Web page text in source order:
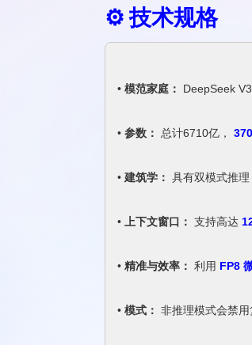
⚙️ 技术规格
• 模范家庭： DeepSeek
• 参数： 总计6710亿，
• 建筑学： 具有双模式推
• 上下文窗口： 支持高达
• 精准与效率： 利用 FP8
• 模式： 非推理模式会禁用